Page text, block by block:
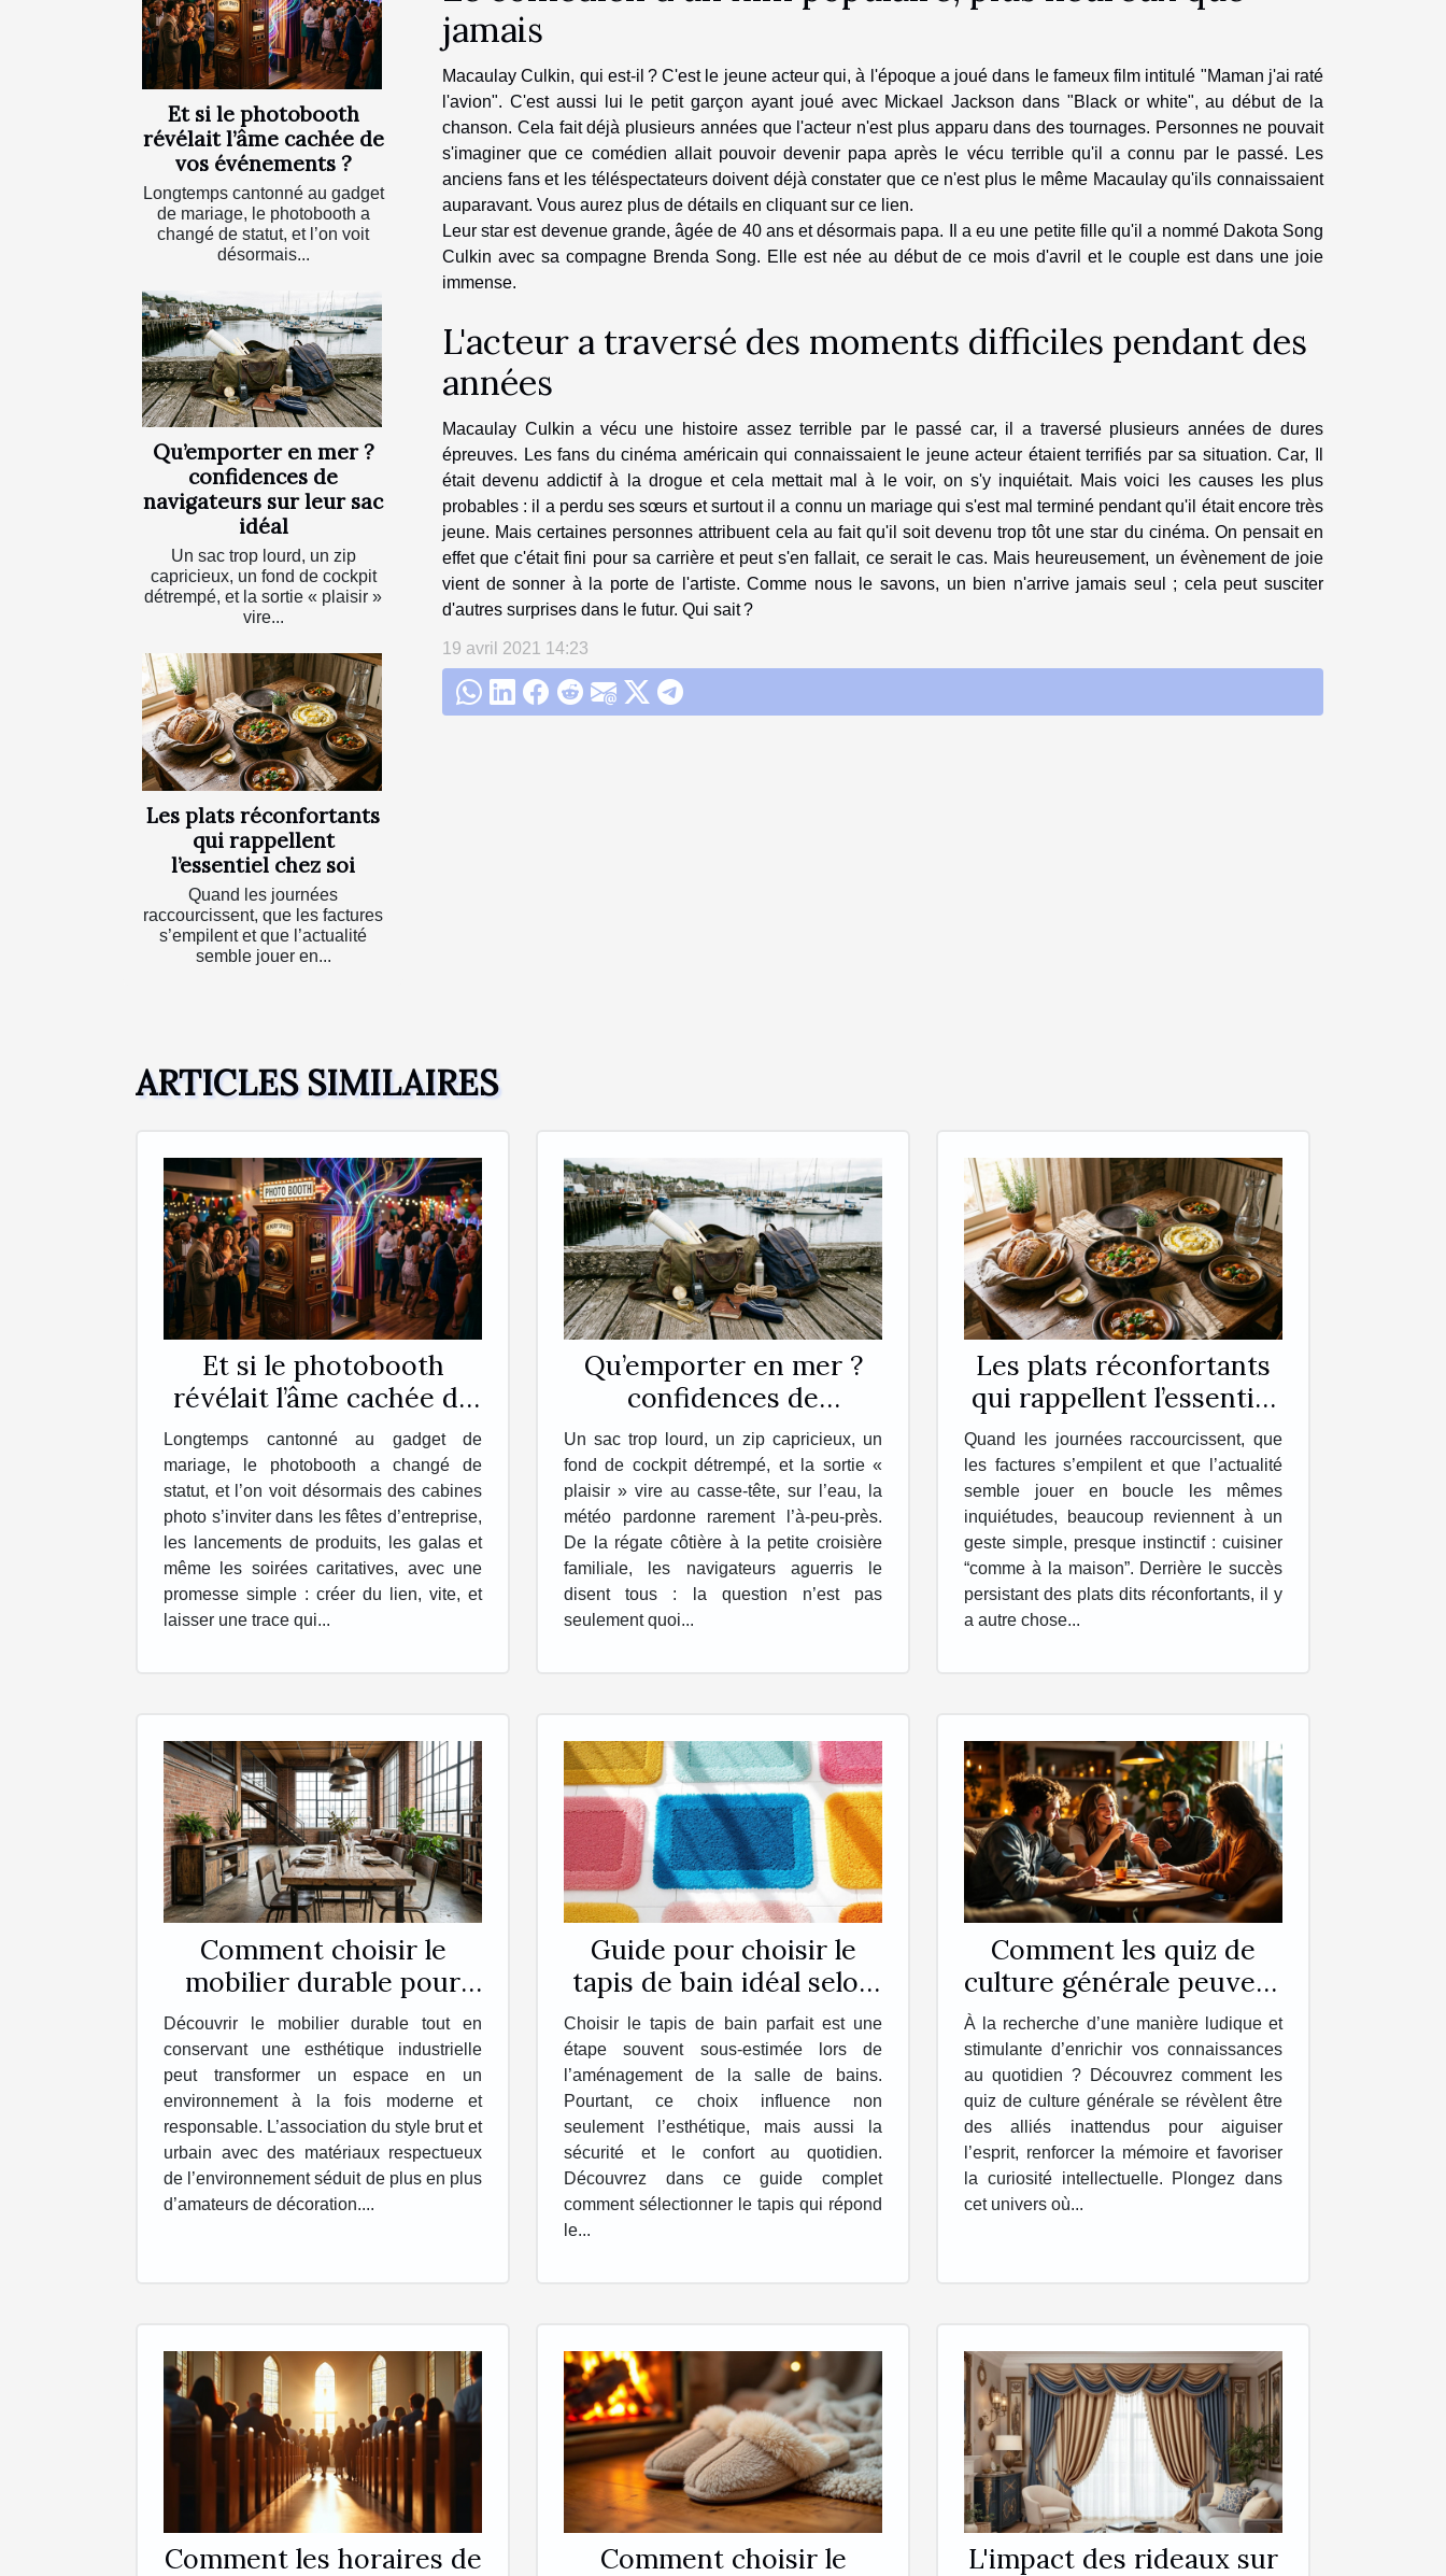
Et si le photobooth
révélait l’âme cachée de
vos événements ?
Longtemps cantonné au gadget
de mariage, le photobooth a
changé de statut, et l’on voit
désormais...
Qu’emporter en mer ?
confidences de
navigateurs sur leur sac
idéal
Un sac trop lourd, un zip
capricieux, un fond de cockpit
détrempé, et la sortie « plaisir »
vire...
Les plats réconfortants
qui rappellent
l’essentiel chez soi
Quand les journées
raccourcissent, que les factures
s’empilent et que l’actualité
semble jouer en...
jamais
Macaulay Culkin, qui est-il ? C'est le jeune acteur qui, à l'époque a joué dans le fameux film intitulé "Maman j'ai raté
l'avion". C'est aussi lui le petit garçon ayant joué avec Mickael Jackson dans "Black or white", au début de la
chanson. Cela fait déjà plusieurs années que l'acteur n'est plus apparu dans des tournages. Personnes ne pouvait
s'imaginer que ce comédien allait pouvoir devenir papa après le vécu terrible qu'il a connu par le passé. Les
anciens fans et les téléspectateurs doivent déjà constater que ce n'est plus le même Macaulay qu'ils connaissaient
auparavant. Vous aurez plus de détails en cliquant sur ce lien.
Leur star est devenue grande, âgée de 40 ans et désormais papa. Il a eu une petite fille qu'il a nommé Dakota Song
Culkin avec sa compagne Brenda Song. Elle est née au début de ce mois d'avril et le couple est dans une joie
immense.
L'acteur a traversé des moments difficiles pendant des
années
Macaulay Culkin a vécu une histoire assez terrible par le passé car, il a traversé plusieurs années de dures
épreuves. Les fans du cinéma américain qui connaissaient le jeune acteur étaient terrifiés par sa situation. Car, Il
était devenu addictif à la drogue et cela mettait mal à le voir, on s'y inquiétait. Mais voici les causes les plus
probables : il a perdu ses sœurs et surtout il a connu un mariage qui s'est mal terminé pendant qu'il était encore très
jeune. Mais certaines personnes attribuent cela au fait qu'il soit devenu trop tôt une star du cinéma. On pensait en
effet que c'était fini pour sa carrière et peut s'en fallait, ce serait le cas. Mais heureusement, un évènement de joie
vient de sonner à la porte de l'artiste. Comme nous le savons, un bien n'arrive jamais seul ; cela peut susciter
d'autres surprises dans le futur. Qui sait ?
19 avril 2021 14:23
ARTICLES SIMILAIRES
Et si le photobooth
révélait l’âme cachée de
vos événements ?
Longtemps cantonné au gadget de
mariage, le photobooth a changé de
statut, et l’on voit désormais des cabines
photo s’inviter dans les fêtes d’entreprise,
les lancements de produits, les galas et
même les soirées caritatives, avec une
promesse simple : créer du lien, vite, et
laisser une trace qui...
Qu’emporter en mer ?
confidences de
navigateurs sur leur sac
idéal
Un sac trop lourd, un zip capricieux, un
fond de cockpit détrempé, et la sortie «
plaisir » vire au casse-tête, sur l’eau, la
météo pardonne rarement l’à-peu-près.
De la régate côtière à la petite croisière
familiale, les navigateurs aguerris le
disent tous : la question n’est pas
seulement quoi...
Les plats réconfortants
qui rappellent l’essentiel
chez soi
Quand les journées raccourcissent, que
les factures s’empilent et que l’actualité
semble jouer en boucle les mêmes
inquiétudes, beaucoup reviennent à un
geste simple, presque instinctif : cuisiner
“comme à la maison”. Derrière le succès
persistant des plats dits réconfortants, il y
a autre chose...
Comment choisir le
mobilier durable pour
une esthétique
industrielle ?
Découvrir le mobilier durable tout en
conservant une esthétique industrielle
peut transformer un espace en un
environnement à la fois moderne et
responsable. L’association du style brut et
urbain avec des matériaux respectueux
de l’environnement séduit de plus en plus
d’amateurs de décoration....
Guide pour choisir le
tapis de bain idéal selon
vos besoins
Choisir le tapis de bain parfait est une
étape souvent sous-estimée lors de
l’aménagement de la salle de bains.
Pourtant, ce choix influence non
seulement l’esthétique, mais aussi la
sécurité et le confort au quotidien.
Découvrez dans ce guide complet
comment sélectionner le tapis qui répond
le...
Comment les quiz de
culture générale peuvent
enrichir votre quotidien
?
À la recherche d’une manière ludique et
stimulante d’enrichir vos connaissances
au quotidien ? Découvrez comment les
quiz de culture générale se révèlent être
des alliés inattendus pour aiguiser
l’esprit, renforcer la mémoire et favoriser
la curiosité intellectuelle. Plongez dans
cet univers où...
Comment les horaires de
Comment choisir le
L'impact des rideaux sur